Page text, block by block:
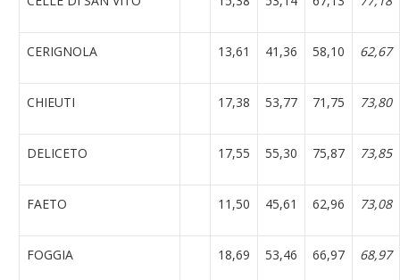
CERIGNOLA 13,61 41,36 58,10 62,67
CHIEUTI 17,38 53,77 71,75 73,80
DELICETO 17,55 55,30 75,87 73,85
FAETO 11,50 45,61 62,96 73,08
FOGGIA 18,69 53,46 66,97 68,97